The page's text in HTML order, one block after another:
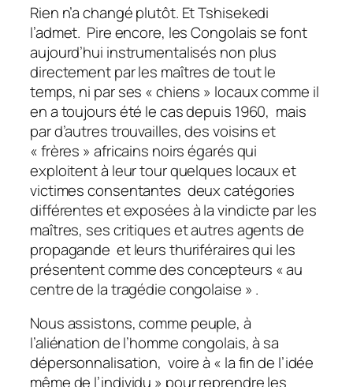
Rien n’a changé plutôt. Et Tshisekedi
l’admet. Pire encore, les Congolais se font
aujourd’hui instrumentalisés non plus
directement par les maîtres de tout le
temps, ni par ses « chiens » locaux comme il
en a toujours été le cas depuis 1960, mais
par d’autres trouvailles, des voisins et
« frères » africains noirs égarés qui
exploitent à leur tour quelques locaux et
victimes consentantes deux catégories
différentes et exposées à la vindicte par les
maîtres, ses critiques et autres agents de
propagande et leurs thuriféraires qui les
présentent comme des concepteurs « au
centre de la tragédie congolaise » .
Nous assistons, comme peuple, à
l’aliénation de l’homme congolais, à sa
dépersonnalisation, voire à « la fin de l’idée
même de l’individu » pour reprendre les